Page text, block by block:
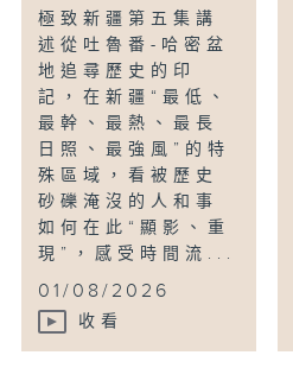
極致新疆第五集講
述從吐魯番-哈密盆
地追尋歷史的印
記，在新疆“最低、
最幹、最熱、最長
日照、最強風”的特
殊區域，看被歷史
砂礫淹沒的人和事
如何在此“顯影、重
現”，感受時間流...
01/08/2026
收看